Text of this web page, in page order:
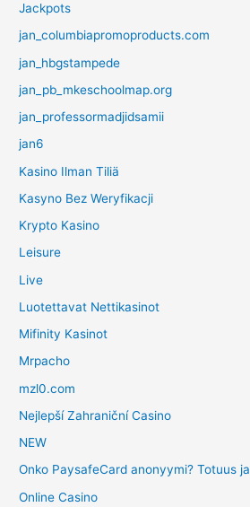
Jackpots
jan_columbiapromoproducts.com
jan_hbgstampede
jan_pb_mkeschoolmap.org
jan_professormadjidsamii
jan6
Kasino Ilman Tiliä
Kasyno Bez Weryfikacji
Krypto Kasino
Leisure
Live
Luotettavat Nettikasinot
Mifinity Kasinot
Mrpacho
mzl0.com
Nejlepší Zahraniční Casino
NEW
Onko PaysafeCard anonyymi? Totuus
Online Casino